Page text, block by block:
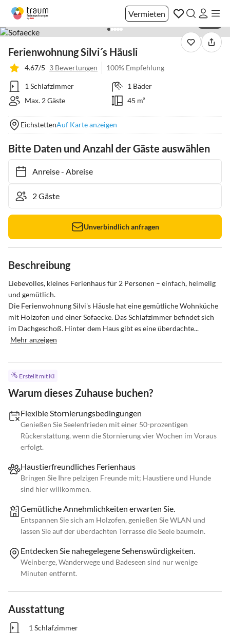
Vermieten
Ferienwohnung Silvi´s Häusli
4.67/5 3 Bewertungen 100% Empfehlung
1 Schlafzimmer
1 Bäder
Max. 2 Gäste
45 m²
EichstettenAuf Karte anzeigen
Bitte Daten und Anzahl der Gäste auswählen
Anreise- Abreise
Unverbindlich anfragen
Beschreibung
Liebevolles, kleines Ferienhaus für 2 Personen – einfach, heimelig
und gemütlich.
Die Ferienwohnung Silvi's Häusle hat eine gemütliche Wohnküche
mit Holzofen und einer Sofaecke. Das Schlafzimmer befindet sich
im Dachgeschoß. Hinter dem Haus gibt es eine überdachte...
Mehr anzeigen
Erstellt mit KI
Warum dieses Zuhause buchen?
Flexible Stornierungsbedingungen
Genießen Sie Seelenfrieden mit einer 50-prozentigen
Rückerstattung, wenn die Stornierung vier Wochen im Voraus
erfolgt.
Haustierfreundliches Ferienhaus
Bringen Sie Ihre pelzigen Freunde mit; Haustiere und Hunde
sind hier willkommen.
Gemütliche Annehmlichkeiten erwarten Sie.
Entspannen Sie sich am Holzofen, genießen Sie WLAN und
lassen Sie auf der überdachten Terrasse die Seele baumeln.
Entdecken Sie nahegelegene Sehenswürdigkeiten.
Weinberge, Wanderwege und Badeseen sind nur wenige
Minuten entfernt.
Ausstattung
1 Schlafzimmer